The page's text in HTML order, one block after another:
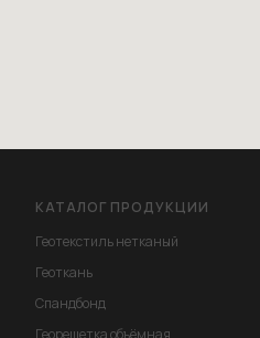
КАТАЛОГ ПРОДУКЦИИ
Геотекстиль нетканый
Геоткань
Спандбонд
Георешетка объёмная